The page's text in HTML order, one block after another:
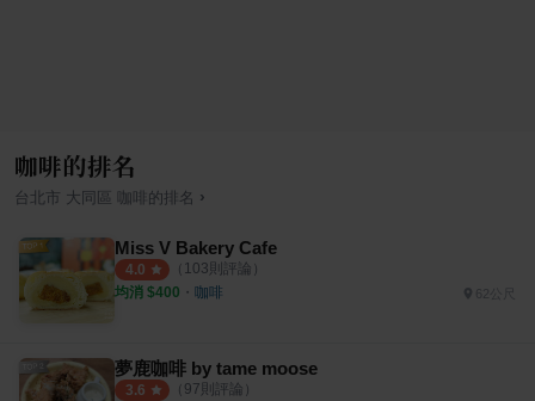
咖啡的排名
台北市 大同區 咖啡 的排名 ›
Miss V Bakery Cafe
4.0 （ 103則評論）
均消 $400 ・ 咖啡
夢鹿咖啡 by tame moose
3.6 （ 97則評論）